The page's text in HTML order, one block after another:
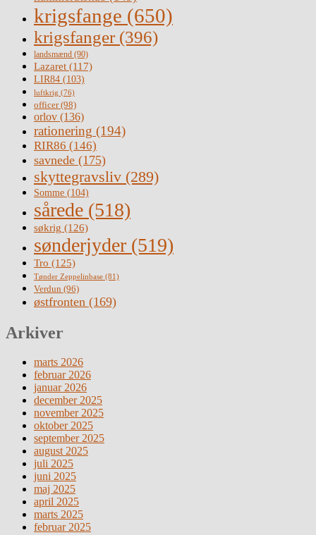
krigsfange (650)
krigsfanger (396)
landsmænd (90)
Lazaret (117)
LIR84 (103)
luftkrig (76)
officer(98)
orlov (136)
rationering (194)
RIR86 (146)
savnede (175)
skyttegravsliv (289)
Somme (104)
sårede (518)
søkrig (126)
sønderjyder (519)
Tro (125)
Tønder Zeppelinbase (81)
Verdun (96)
østfronten (169)
Arkiver
marts 2026
februar 2026
januar 2026
december 2025
november 2025
oktober 2025
september 2025
august 2025
juli 2025
juni 2025
maj 2025
april 2025
marts 2025
februar 2025